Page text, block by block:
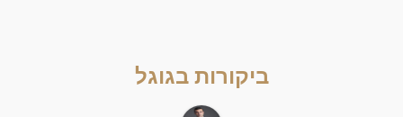
ביקורות בגוגל